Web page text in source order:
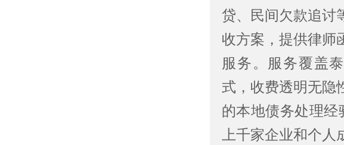
贷、民间欠款追讨
收方案，提供律师
服务。服务覆盖
式，收费透明无隐
的本地债务处理经
上千家企业和个